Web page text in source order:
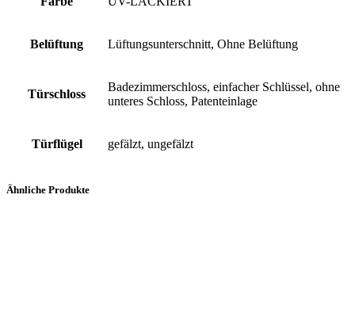
Belüftung Lüftungsunterschnitt, Ohne Belüftung
Türschloss
Badezimmerschloss, einfacher Schlüssel, ohne
unteres Schloss, Patenteinlage
Türflügel gefälzt, ungefälzt
Ähnliche Produkte